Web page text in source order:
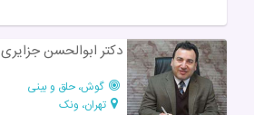
دکتر ابوالحسن جزایری
گوش، حلق و بینی
تهران، ونک